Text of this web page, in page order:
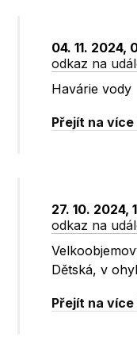
04. 11. 2024,
odkaz na
Havárie vody
Přejít na
27. 10. 2024,
odkaz na
Dětská, v
Přejít na